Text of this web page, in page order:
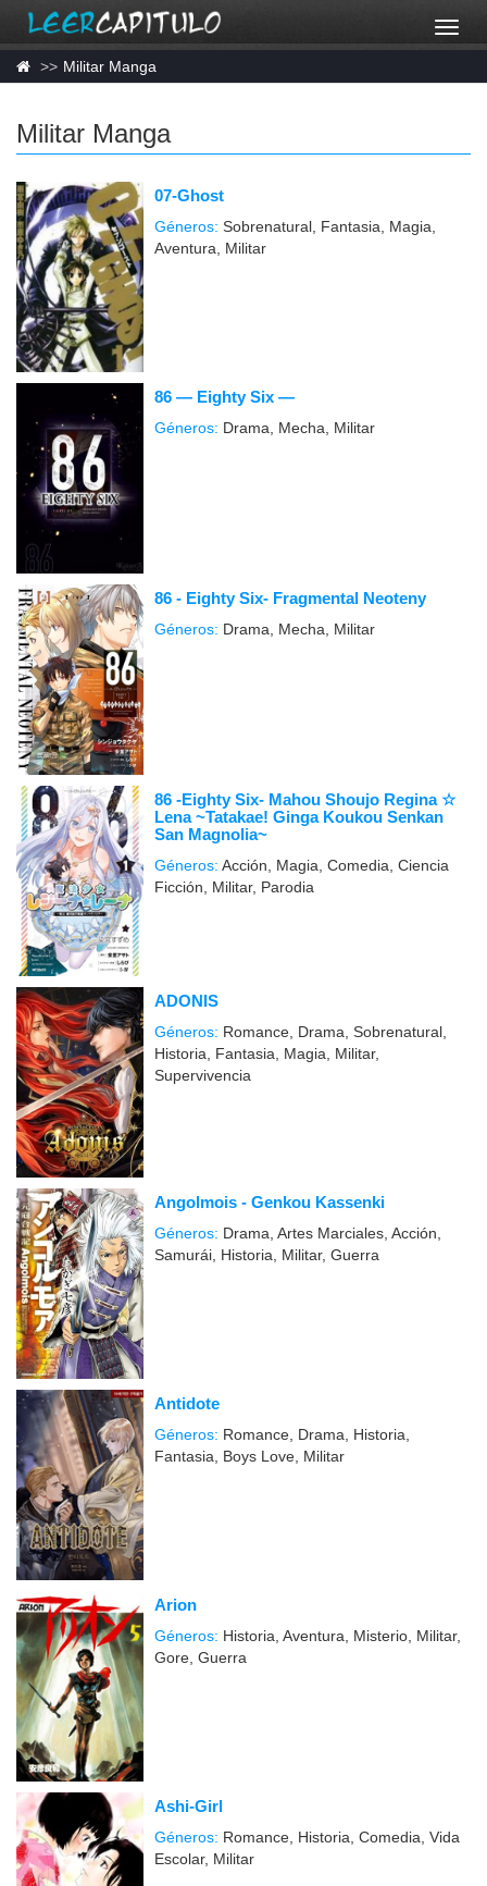
Militar Manga
Militar Manga
07-Ghost
Géneros: Sobrenatural, Fantasia, Magia,
Aventura, Militar
86 — Eighty Six —
Géneros: Drama, Mecha, Militar
86 - Eighty Six- Fragmental Neoteny
Géneros: Drama, Mecha, Militar
86 -Eighty Six- Mahou Shoujo Regina ☆
Lena ~Tatakae! Ginga Koukou Senkan
San Magnolia~
Géneros: Acción, Magia, Comedia, Ciencia
Ficción, Militar, Parodia
ADONIS
Géneros: Romance, Drama, Sobrenatural,
Historia, Fantasia, Magia, Militar,
Supervivencia
Angolmois - Genkou Kassenki
Géneros: Drama, Artes Marciales, Acción,
Samurái, Historia, Militar, Guerra
Antidote
Géneros: Romance, Drama, Historia,
Fantasia, Boys Love, Militar
Arion
Géneros: Historia, Aventura, Misterio, Militar,
Gore, Guerra
Ashi-Girl
Géneros: Romance, Historia, Comedia, Vida
Escolar, Militar